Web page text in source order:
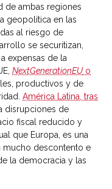
de ambas regiones
geopolítica en las
al riesgo de
se securitizan,
expensas de la
NextGenerationEUo
productivos y de
América Latina, tras
disrupciones de
fiscal reducido y
que Europa, es una
mucho descontento e
la democracia y las